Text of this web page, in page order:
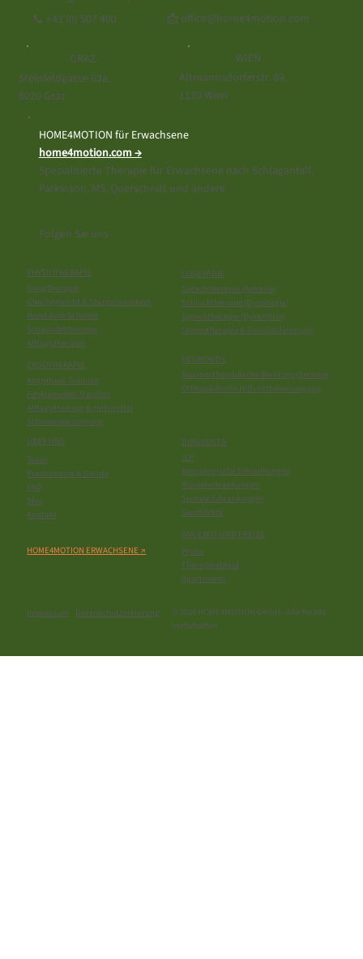
Impressum Datenschutzerklarung
© 2026 HOME4MOTION GmbH · Alle Rechte
vorbehalten
DIAGNOSEN
ICP
Neurologische Erkrankungen
Muskelerkrankungen
Spinale Erkrankungen
Gendefekte
ANGEBOT UND PREISE
Preise
Therapieablauf
Apartments
UBER UNS
Team
Praxisräume & Gerate
FAQ
Blog
Kontakt
HOME4MOTION ERWACHSENE ↗
PHYSIOTHERAPIE
Gangtherapie
Gleichgewicht & Sturzpravention
Hand-Arm-Schulter
Schwindeltherapie
Alltagstherapie
ERGOTHERAPIE
Kognitives Training
Funktionelles Training
Alltagstraining & Hilfsmittel
Schienenversorgung
LOGOPÄDIE
Sprachtherapie (Aphasie)
Schlucktherapie (Dysphagie)
Sprechtherapie (Dysarthrie)
Stimmtherapie & Gesichtslahmung
NEUROKIDS
Neuroorthopädische Beratungstermine
Orthopädische Hilfsmittelversorgung
📞 +43 (0) 507 400 📩 office@home4motion.com
GRAZ
Steinfeldgasse 63a,
8020 Graz
WIEN
Altmannsdorferstr. 89,
1120 Wien
HOME4MOTION für Erwachsene
home4motion.com →
Spezialisierte Therapie für Erwachsene nach Schlaganfall,
Parkinson, MS, Querschnitt und andere.
Folgen Sie uns